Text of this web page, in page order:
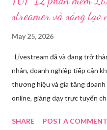
streamer và sáng
May 25, 2026
Livestream đã và đang trở
nhân, doanh nghiệp tiếp cận
thương hiệu và gia tăng
online, giảng dạy trực tuyến
Trong bài viết dưới đây,
SHARE POST A COMMENT